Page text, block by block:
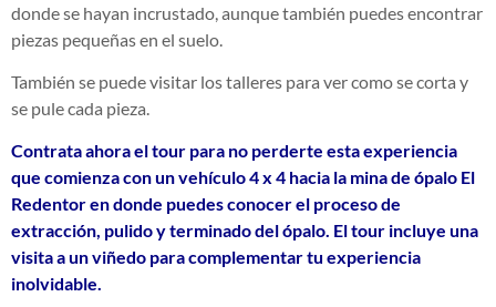
donde se hayan incrustado, aunque también puedes encontrar
piezas pequeñas en el suelo.
También se puede visitar los talleres para ver como se corta y
se pule cada pieza.
Contrata ahora el tour para no perderte esta experiencia
que comienza con un vehículo 4 x 4 hacia la mina de ópalo El
Redentor en donde puedes conocer el proceso de
extracción, pulido y terminado del ópalo. El tour incluye una
visita a un viñedo para complementar tu experiencia
inolvidable.